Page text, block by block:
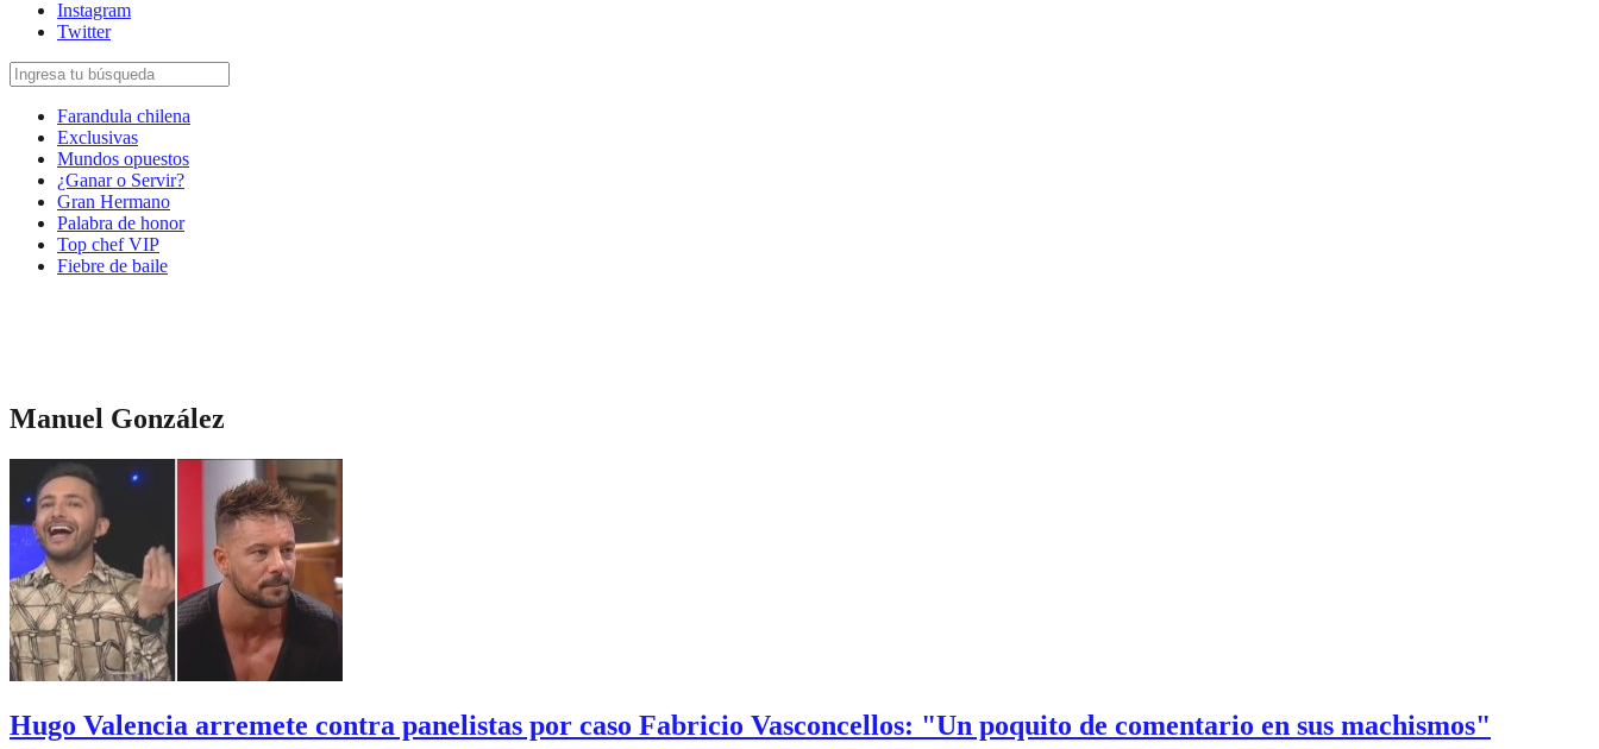
Instagram
Twitter
Farandula chilena
Exclusivas
Mundos opuestos
¿Ganar o Servir?
Gran Hermano
Palabra de honor
Top chef VIP
Fiebre de baile
Manuel González
Hugo Valencia arremete contra panelistas por caso Fabricio Vasconcellos: "Un poquito de comentario en sus machismos"